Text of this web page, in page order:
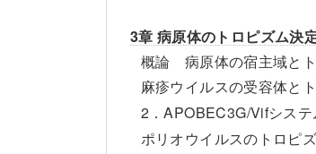
3章 病原体のトロピズム決
概論 病原体の宿主域と
麻疹ウイルスの受容体と
2．APOBEC3G/Vifシス
ポリオウイルスのトロピ